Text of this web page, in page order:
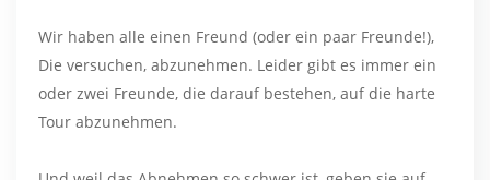
Wir haben alle einen Freund (oder ein paar Freunde!),
Die versuchen, abzunehmen. Leider gibt es immer ein
oder zwei Freunde, die darauf bestehen, auf die harte
Tour abzunehmen.